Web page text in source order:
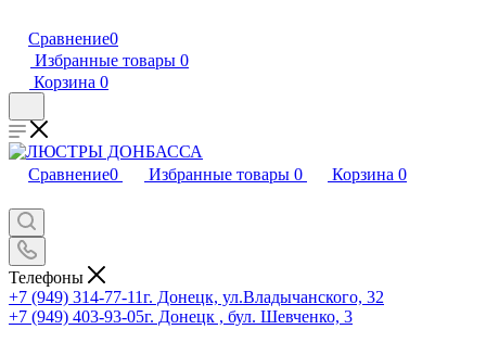
Сравнение0
Избранные товары 0
Корзина 0
Сравнение0 Избранные товары 0 Корзина 0
Телефоны
+7 (949) 314-77-11г. Донецк, ул.Владычанского, 32
+7 (949) 403-93-05г. Донецк , бул. Шевченко, 3